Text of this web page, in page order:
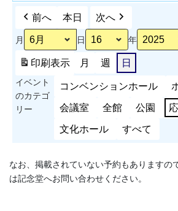
前へ 本日 次へ
月 日 年
印刷表示 月 週 日
イベント
のカテゴ
リー
コンベンションホール
会議室 全館 公園
文化ホール すべて
なお、掲載されていない予約もありますの
は記念堂へお問い合わせください。